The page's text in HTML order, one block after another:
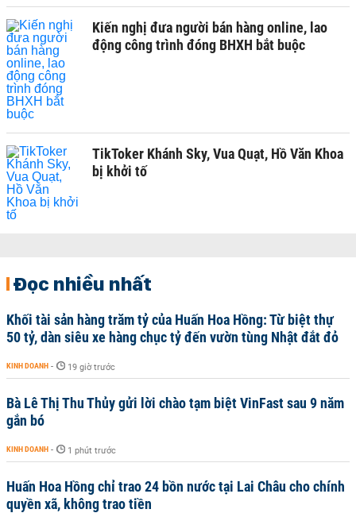
Kiến nghị đưa người bán hàng online, lao
động công trình đóng BHXH bắt buộc
TikToker Khánh Sky, Vua Quạt, Hồ Văn Khoa
bị khởi tố
Đọc nhiều nhất
Khối tài sản hàng trăm tỷ của Huấn Hoa Hồng: Từ biệt thự
50 tỷ, dàn siêu xe hàng chục tỷ đến vườn tùng Nhật đắt đỏ
KINH DOANH - 19 giờ trước
Bà Lê Thị Thu Thủy gửi lời chào tạm biệt VinFast sau 9 năm
gắn bó
KINH DOANH - 1 phút trước
Huấn Hoa Hồng chỉ trao 24 bồn nước tại Lai Châu cho chính
quyền xã, không trao tiền